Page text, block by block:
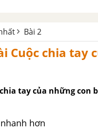
Bài 2
Cuộc chia tay
tay của những con
hơn